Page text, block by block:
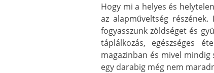
Hogy mi a helyes és
az alapműveltség
fogyasszunk zöldséget és
táplálkozás, egészséges
magazinban és mivel
egy darabig még nem